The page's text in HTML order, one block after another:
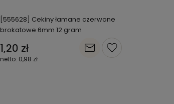
[555628] Cekiny łamane czerwone
brokatowe 6mm 12 gram
1,20 zł
0,98 zł